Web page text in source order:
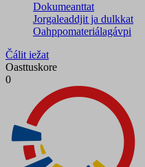
Dokumeanttat
Jorgaleaddjit ja dulkkat
Oahppomateriálagávpi
Čálit iežat
Oasttuskore
0